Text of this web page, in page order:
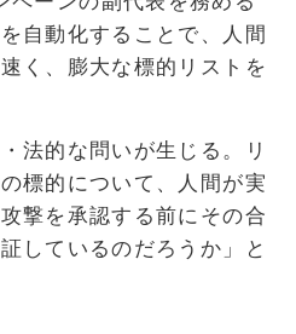
自動化することで、人間
く、膨大な標的リストを
法的な問いが生じる。リ
標的について、人間が実
撃を承認する前にその合
しているのだろうか」と